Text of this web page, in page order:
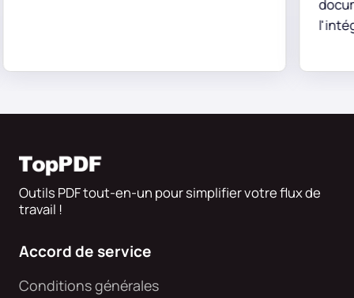
Outils PDF tout-en-un pour simplifier votre flux de
travail !
Accord de service
Conditions générales